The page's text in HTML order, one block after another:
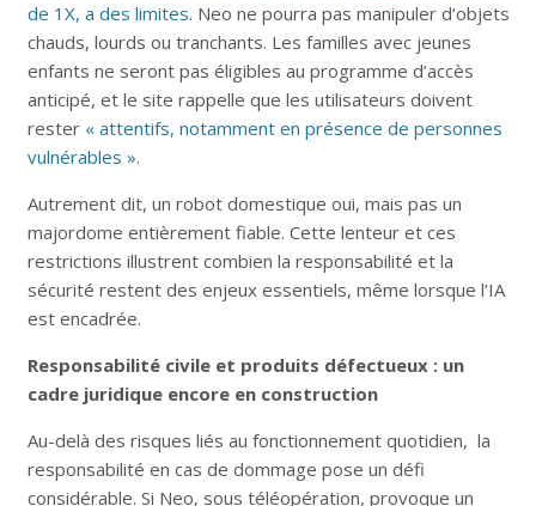
de 1X, a des limites. Neo ne pourra pas manipuler d’objets
chauds, lourds ou tranchants. Les familles avec jeunes
enfants ne seront pas éligibles au programme d’accès
anticipé, et le site rappelle que les utilisateurs doivent
rester « attentifs, notamment en présence de personnes
vulnérables ».
Autrement dit, un robot domestique oui, mais pas un
majordome entièrement fiable. Cette lenteur et ces
restrictions illustrent combien la responsabilité et la
sécurité restent des enjeux essentiels, même lorsque l’IA
est encadrée.
Responsabilité civile et produits défectueux : un
cadre juridique encore en construction
Au-delà des risques liés au fonctionnement quotidien, la
responsabilité en cas de dommage pose un défi
considérable. Si Neo, sous téléopération, provoque un